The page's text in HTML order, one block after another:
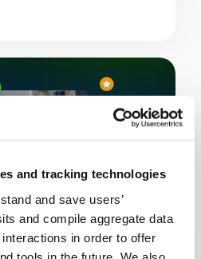
and tracking technologies
and save users’
and compile aggregate data
in order to offer